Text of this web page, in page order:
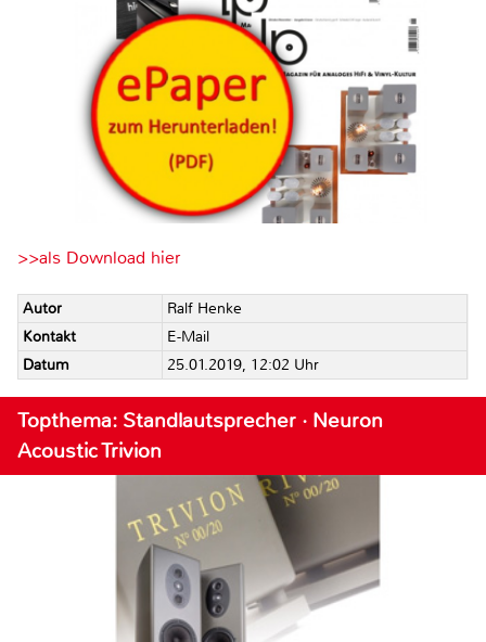
>>als Download hier
Autor
Ralf Henke
Kontakt
E-Mail
Datum
25.01.2019, 12:02 Uhr
Topthema: Standlautsprecher · Neuron
Acoustic Trivion